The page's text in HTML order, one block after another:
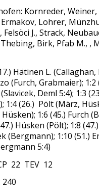
Kornreder, Weiner,
Lohrer,
J., Strack,
Birk, Pfab M., ,
Hätinen L.
(Furch, Grabmaier); 1:2
Deml 5:4); 1:3
1:4 (26.) Pölt (März,
1:6 (45.) Furch
Hüsken (Pölt); 1:8
(Bergmann); 1:10 (51.)
5:4)
22 TEV 12
240